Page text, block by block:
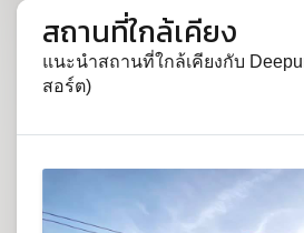
สถานที่ใกล้เคียง
แนะนำสถานที่ใกล้เคียงกับ
สอร์ต)